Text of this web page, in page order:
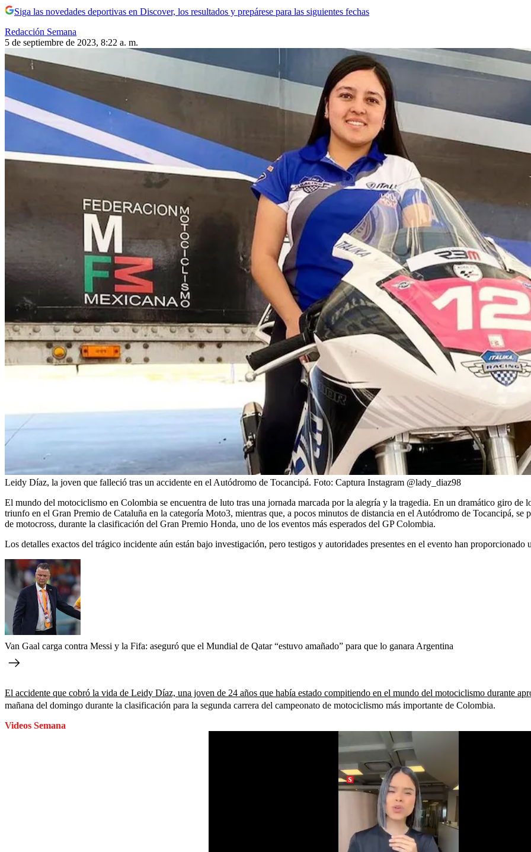
Siga las novedades deportivas en Discover, los resultados y prepárese para las siguientes fechas
Redacción Semana
5 de septiembre de 2023, 8:22 a. m.
Leidy Díaz, la joven que falleció tras un accidente en el Autódromo de Tocancipá. Foto: Captura Instagram @lady_diaz98
El mundo del motociclismo en Colombia se encuentra de luto tras una jornada marcada por la alegría y la tragedia. En un dramático giro de
triunfo en el Gran Premio de Cataluña en la categoría Moto3, mientras que, a pocos minutos de distancia en el Autódromo de Tocancipá,
de motocross, durante la clasificación del Gran Premio Honda, uno de los eventos más esperados del GP Colombia.
Los detalles exactos del trágico incidente aún están bajo investigación, pero testigos y autoridades presentes en el evento han
Van Gaal carga contra Messi y la Fifa: aseguró que el Mundial de Qatar “estuvo amañado” para que lo ganara Argentina
El accidente que cobró la vida de Leidy Díaz, una joven de 24 años que había estado compitiendo en el mundo del motociclismo durante
mañana del domingo durante la clasificación para la segunda carrera del campeonato de motociclismo más importante de Colombia.
Videos Semana